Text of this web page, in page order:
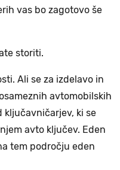
vas bo zagotovo še
storiti.
Ali se za izdelavo in
avtomobilskih
ključavničarjev, ki se
avto ključev. Eden
tem področju eden